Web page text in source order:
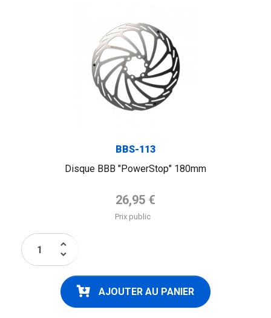
BBS-113
Disque BBB "PowerStop" 180mm
Prix de base
26,95 €
Prix public
keyboard_arrow_up
keyboard_arrow_down
AJOUTER AU PANIER